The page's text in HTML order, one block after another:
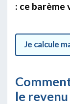
: ce
Je calcule
le revenu